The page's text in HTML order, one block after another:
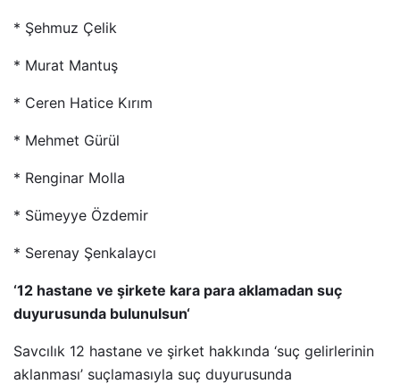
* Şehmuz Çelik
* Murat Mantuş
* Ceren Hatice Kırım
* Mehmet Gürül
* Renginar Molla
* Sümeyye Özdemir
* Serenay Şenkalaycı
‘12 hastane ve şirkete kara para aklamadan suç
duyurusunda bulunulsun‘
Savcılık 12 hastane ve şirket hakkında ‘suç gelirlerinin
aklanması’ suçlamasıyla suç duyurusunda